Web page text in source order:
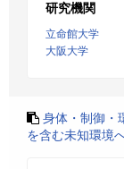
研究機関
立命館大学
大阪大学
身体・制御・
を含む未知環境